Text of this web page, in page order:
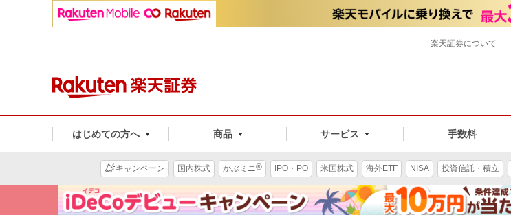
はじめての方へ 商品 サービス 手数料
楽天証券について
キャンペーン 国内株式 かぶミニ® IPO・PO 米国株式 海外ETF NISA 投資信託・積立